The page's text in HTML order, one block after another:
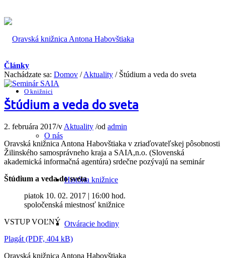
O knižnici
O nás
História knižnice
Otváracie hodiny
Články
Nachádzate sa: Domov / Aktuality / Štúdium a veda do sveta
Štúdium a veda do sveta
2. februára 2017/v Aktuality /od admin
Oravská knižnica Antona Habovštiaka v zriaďovateľskej pôsobnosti
Žilinského samosprávneho kraja a SAIA,n.o. (Slovenská
akademická informačná agentúra) srdečne pozývajú na seminár
Štúdium a veda do sveta
piatok 10. 02. 2017 | 16:00 hod.
spoločenská miestnosť knižnice
VSTUP VOĽNÝ
Plagát (PDF, 404 kB)
Oravská knižnica Antona Habovštiaka